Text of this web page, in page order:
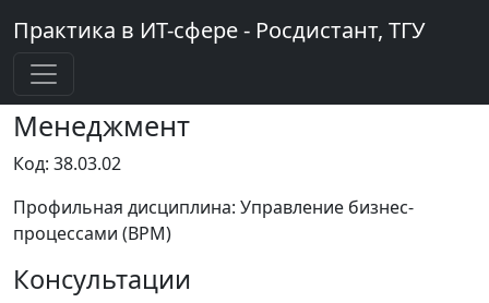
Практика в ИТ-сфере - Росдистант, ТГУ
Менеджмент
Код: 38.03.02
Профильная дисциплина: Управление бизнес-
процессами (BPM)
Консультации